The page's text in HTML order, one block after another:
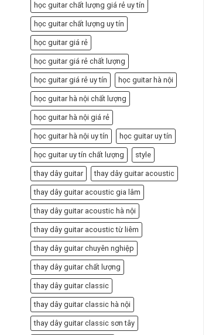
học guitar chất lượng giá rẻ uy tín
học guitar chất lượng uy tín
học guitar giá rẻ
học guitar giá rẻ chất lượng
học guitar giá rẻ uy tín học guitar hà nội
học guitar hà nội chất lượng
học guitar hà nội giá rẻ
học guitar hà nội uy tín học guitar uy tín
học guitar uy tín chất lượng style
thay dây guitar thay dây guitar acoustic
thay dây guitar acoustic gia lâm
thay dây guitar acoustic hà nội
thay dây guitar acoustic từ liêm
thay dây guitar chuyên nghiệp
thay dây guitar chất lượng
thay dây guitar classic
thay dây guitar classic hà nội
thay dây guitar classic sơn tây